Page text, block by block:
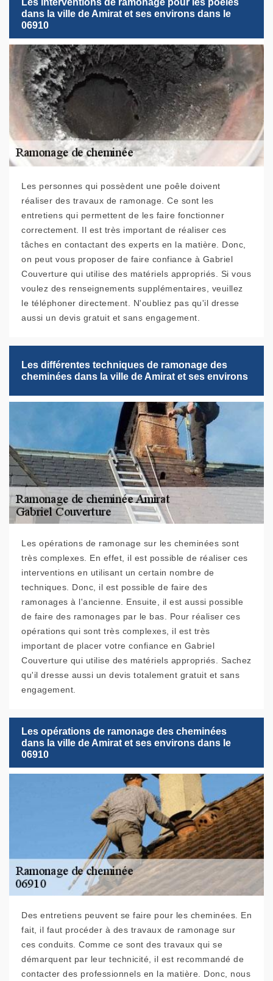
dans la ville de Amirat et ses environs dans le
06910
Les personnes qui possèdent une poêle doivent
réaliser des travaux de ramonage. Ce sont les
entretiens qui permettent de les faire fonctionner
correctement. Il est très important de réaliser ces
tâches en contactant des experts en la matière. Donc,
on peut vous proposer de faire confiance à Gabriel
Couverture qui utilise des matériels appropriés. Si vous
voulez des renseignements supplémentaires, veuillez
le téléphoner directement. N'oubliez pas qu'il dresse
aussi un devis gratuit et sans engagement.
Les différentes techniques de ramonage des
cheminées dans la ville de Amirat et ses environs
Les opérations de ramonage sur les cheminées sont
très complexes. En effet, il est possible de réaliser ces
interventions en utilisant un certain nombre de
techniques. Donc, il est possible de faire des
ramonages à l'ancienne. Ensuite, il est aussi possible
de faire des ramonages par le bas. Pour réaliser ces
opérations qui sont très complexes, il est très
important de placer votre confiance en Gabriel
Couverture qui utilise des matériels appropriés. Sachez
qu'il dresse aussi un devis totalement gratuit et sans
engagement.
Les opérations de ramonage des cheminées
dans la ville de Amirat et ses environs dans le
06910
Des entretiens peuvent se faire pour les cheminées. En
fait, il faut procéder à des travaux de ramonage sur
ces conduits. Comme ce sont des travaux qui se
démarquent par leur technicité, il est recommandé de
contacter des professionnels en la matière. Donc, nous